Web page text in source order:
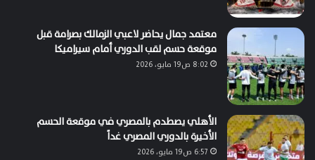
معتمد جمال يحاضر لاعبي الزمالك بصرامة قبل
موقعة حسم لقب الدوري أمام سيراميكا
8:02 ص19 مايو، 2026
الأهلي يصطدم بالمصري في موقعة الحسم
الأخيرة بالدوري المصري غداً
6:57 ص19 مايو، 2026